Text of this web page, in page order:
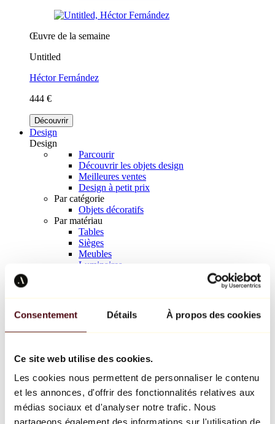
Consentement Détails À propos des cookies
Ce site web utilise des cookies.
Les cookies nous permettent de personnaliser le contenu
et les annonces, d'offrir des fonctionnalités relatives aux
médias sociaux et d'analyser notre trafic. Nous
partageons également des informations sur l'utilisation de
Œuvre de la semaine
Untitled
Héctor Fernández
444 €
Découvrir
Design
Design
Parcourir
Découvrir les objets design
Meilleures ventes
Design à petit prix
Par catégorie
Objets décoratifs
Par matériau
Tables
Sièges
Meubles
Luminaires
Richard Orlinski
Keith Haring
Jeff Koons
Jean-Michel Basquiat
Tous les designers
Œuvre de la semaine